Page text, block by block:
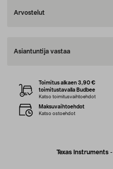
Arvostelut
Asiantuntija vastaa
Texas Instruments-
Toimitus alkaen 3,90 €
toimitustavalla Budbee
Katso toimitusvaihtoehdot
Maksuvaihtoehdot
Katso ostoehdot